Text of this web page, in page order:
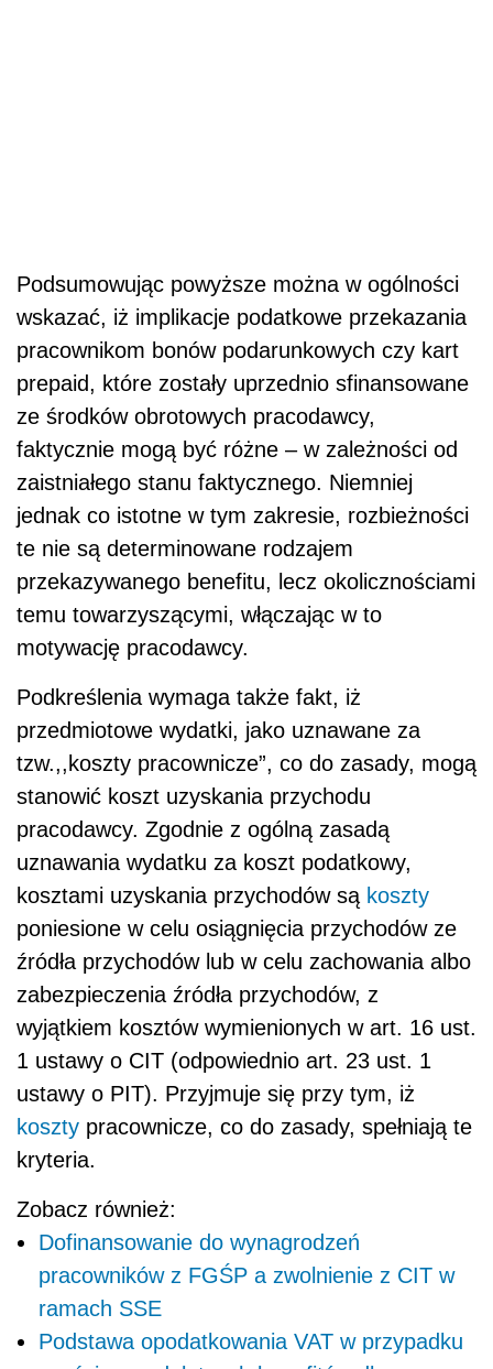
Podsumowując powyższe można w ogólności
wskazać, iż implikacje podatkowe przekazania
pracownikom bonów podarunkowych czy kart
prepaid, które zostały uprzednio sfinansowane
ze środków obrotowych pracodawcy,
faktycznie mogą być różne – w zależności od
zaistniałego stanu faktycznego. Niemniej
jednak co istotne w tym zakresie, rozbieżności
te nie są determinowane rodzajem
przekazywanego benefitu, lecz okolicznościami
temu towarzyszącymi, włączając w to
motywację pracodawcy.
Podkreślenia wymaga także fakt, iż
przedmiotowe wydatki, jako uznawane za
tzw.,,koszty pracownicze”, co do zasady, mogą
stanowić koszt uzyskania przychodu
pracodawcy. Zgodnie z ogólną zasadą
uznawania wydatku za koszt podatkowy,
kosztami uzyskania przychodów są koszty
poniesione w celu osiągnięcia przychodów ze
źródła przychodów lub w celu zachowania albo
zabezpieczenia źródła przychodów, z
wyjątkiem kosztów wymienionych w art. 16 ust.
1 ustawy o CIT (odpowiednio art. 23 ust. 1
ustawy o PIT). Przyjmuje się przy tym, iż
koszty pracownicze, co do zasady, spełniają te
kryteria.
Zobacz również:
Dofinansowanie do wynagrodzeń
pracowników z FGŚP a zwolnienie z CIT w
ramach SSE
Podstawa opodatkowania VAT w przypadku